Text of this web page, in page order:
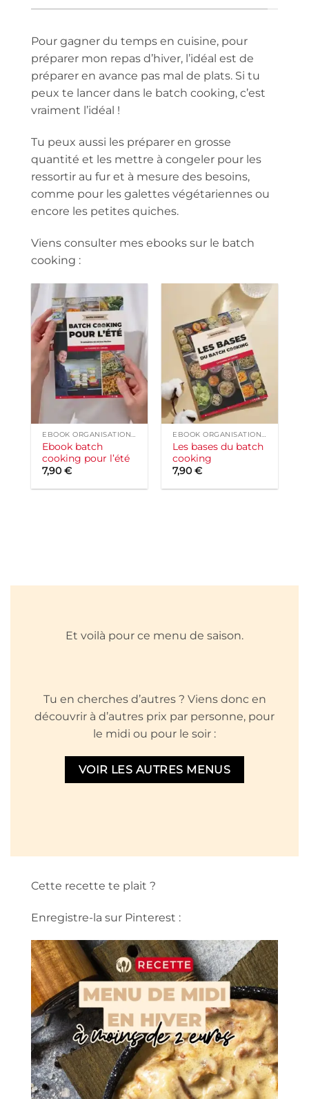
Pour gagner du temps en cuisine, pour
préparer mon repas d’hiver, l’idéal est de
préparer en avance pas mal de plats. Si tu
peux te lancer dans le batch cooking, c’est
vraiment l’idéal !
Tu peux aussi les préparer en grosse
quantité et les mettre à congeler pour les
ressortir au fur et à mesure des besoins,
comme pour les galettes végétariennes ou
encore les petites quiches.
Viens consulter mes ebooks sur le batch
cooking :
EBOOK ORGANISATION CUISINE
Ebook batch
cooking pour l’été
7,90€
EBOOK ORGANISATION CUISINE
Les bases du batch
cooking
7,90€
Et voilà pour ce menu de saison.
Tu en cherches d’autres ? Viens donc en
découvrir à d’autres prix par personne, pour
le midi ou pour le soir :
VOIR LES AUTRES MENUS
Cette recette te plait ?
Enregistre-la sur Pinterest :